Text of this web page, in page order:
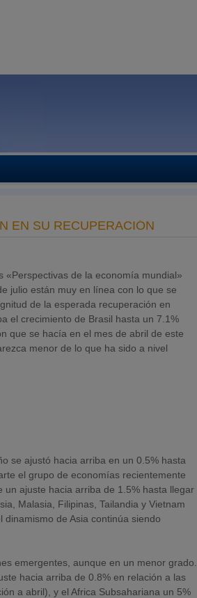
EN SU RECUPERACIÓN
«Perspectivas de la economía mundial»
julio están muy en línea con lo que se
de la esperada recuperación en
el crecimiento de Brasil hasta un 7.1%
que se hacía en el mes de abril de este
menor de lo que ha sido a nivel
se ajustó hacia arriba en un 0.5% hasta
el grupo de economías recientemente
un ajuste hacia arriba de 1.5% hasta llegar
Malasia, Filipinas, Tailandia y Vietnam
de Asia continúa siendo
emergentes, aunque en un menor grado.
hacia arriba de 0.8% en relación a las
a abril), y el Africa Subsahariana un 5%